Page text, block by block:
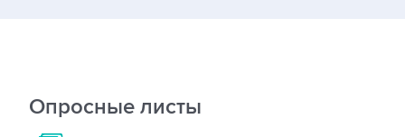
Опросные листы